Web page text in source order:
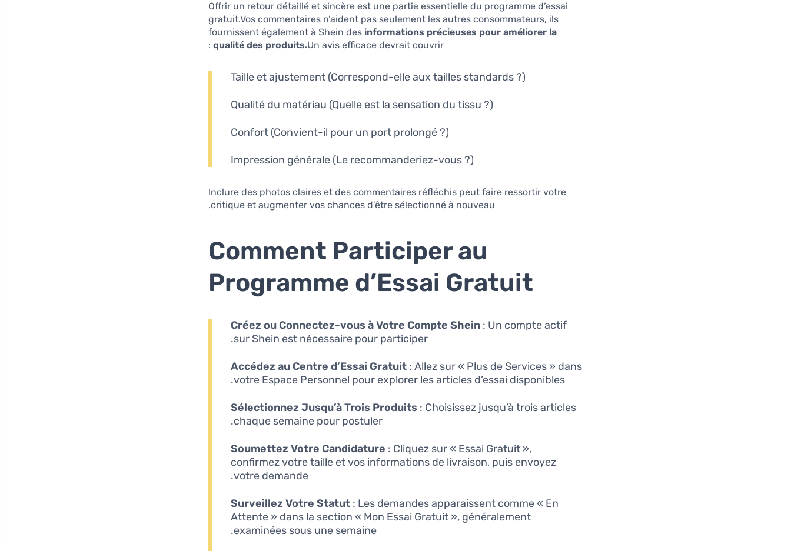
Offrir un retour détaillé et sincère est une partie essentielle du programme d’essai
gratuit.Vos commentaires n’aident pas seulement les autres consommateurs, ils
fournissent également à Shein des informations précieuses pour améliorer la
qualité des produits.Un avis efficace devrait couvrir :
Taille et ajustement (Correspond-elle aux tailles standards ?)
Qualité du matériau (Quelle est la sensation du tissu ?)
Confort (Convient-il pour un port prolongé ?)
Impression générale (Le recommanderiez-vous ?)
Inclure des photos claires et des commentaires réfléchis peut faire ressortir votre
critique et augmenter vos chances d’être sélectionné à nouveau.
Comment Participer au
Programme d’Essai Gratuit
Créez ou Connectez-vous à Votre Compte Shein : Un compte actif
sur Shein est nécessaire pour participer.
Accédez au Centre d’Essai Gratuit : Allez sur « Plus de Services » dans
votre Espace Personnel pour explorer les articles d’essai disponibles.
Sélectionnez Jusqu’à Trois Produits : Choisissez jusqu’à trois articles
chaque semaine pour postuler.
Soumettez Votre Candidature : Cliquez sur « Essai Gratuit »,
confirmez votre taille et vos informations de livraison, puis envoyez
votre demande.
Surveillez Votre Statut : Les demandes apparaissent comme « En
Attente » dans la section « Mon Essai Gratuit », généralement
examinées sous une semaine.